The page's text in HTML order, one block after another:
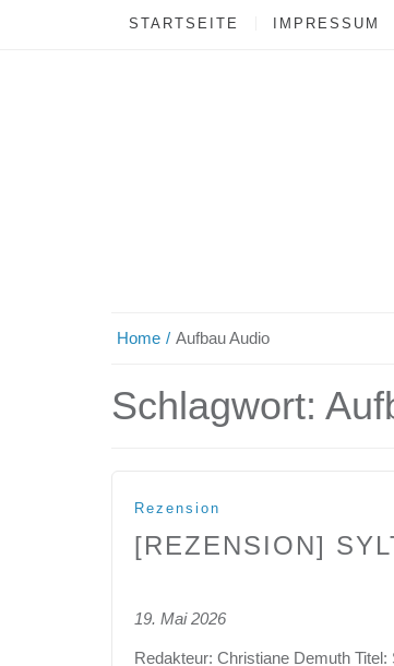
STARTSEITE IMPRESSUM
Home Aufbau Audio
Schlagwort:
Rezension
[REZENSION]
19. Mai 2026
Redakteur: Christiane Demuth